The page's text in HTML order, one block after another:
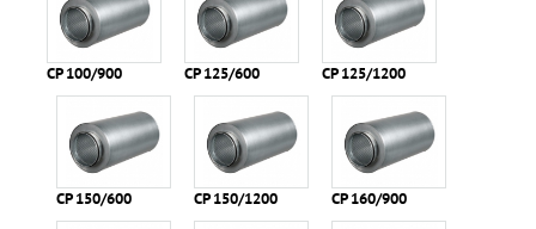
СР 100/900 СР 125/600 СР 125/1200
СР 150/600 СР 150/1200 СР 160/900